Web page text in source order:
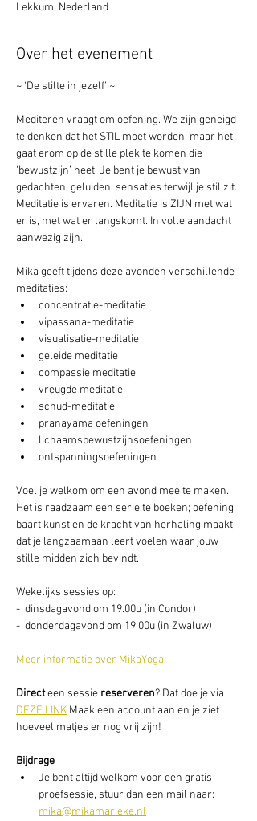
Lekkum, Nederland
Over het evenement
~ ‘De stilte in jezelf’ ~
Mediteren vraagt om oefening. We zijn geneigd
te denken dat het STIL moet worden; maar het
gaat erom op de stille plek te komen die
‘bewustzijn’ heet. Je bent je bewust van
gedachten, geluiden, sensaties terwijl je stil zit.
Meditatie is ervaren. Meditatie is ZIJN met wat
er is, met wat er langskomt. In volle aandacht
aanwezig zijn.
Mika geeft tijdens deze avonden verschillende
meditaties:
concentratie-meditatie
vipassana-meditatie
visualisatie-meditatie
geleide meditatie
compassie meditatie
vreugde meditatie
schud-meditatie
pranayama oefeningen
lichaamsbewustzijnsoefeningen
ontspanningsoefeningen
Voel je welkom om een avond mee te maken.
Het is raadzaam een serie te boeken; oefening
baart kunst en de kracht van herhaling maakt
dat je langzaamaan leert voelen waar jouw
stille midden zich bevindt.
Wekelijks sessies op:
-  dinsdagavond om 19.00u (in Condor)
-  donderdagavond om 19.00u (in Zwaluw)
Meer informatie over MikaYoga
Direct een sessie reserveren? Dat doe je via
DEZE LINK Maak een account aan en je ziet
hoeveel matjes er nog vrij zijn!
Bijdrage
Je bent altijd welkom voor een gratis
proefsessie, stuur dan een mail naar:
mika@mikamarieke.nl